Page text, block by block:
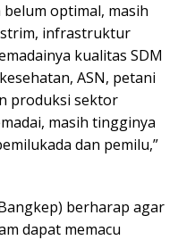
optimal, masih
infrastruktur
kualitas SDM
ASN, petani
produksi sektor
masih tingginya
dan pemilu,”
berharap agar
dapat memacu